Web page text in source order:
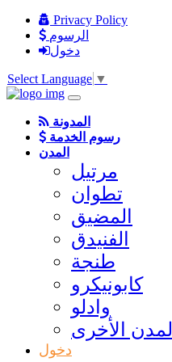
Privacy Policy
الرسوم
دخول
Select Language ▼
المدونة
رسوم الخدمة
المدن
مرتيل
تطوان
المضيق
الفنيدق
طنجة
كابونيكرو
وادلو
المدن الأخرى
دخول